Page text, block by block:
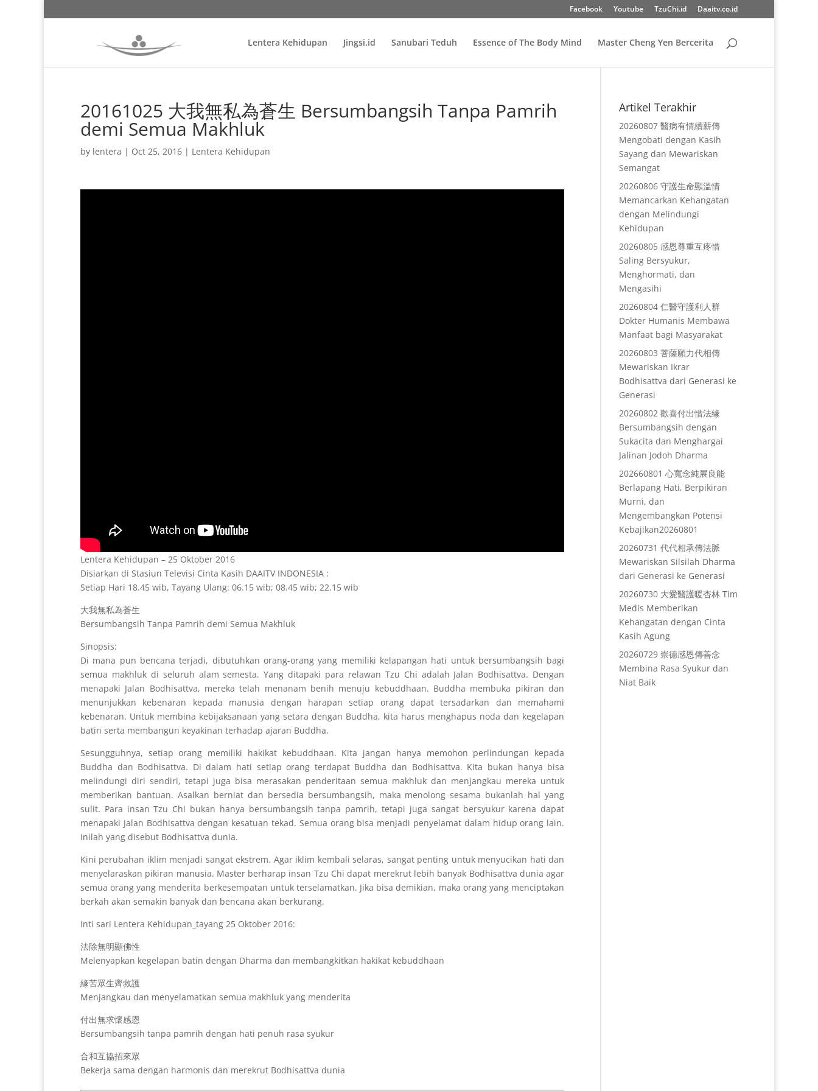
Facebook Youtube TzuChi.id Daaitv.co.id
Lentera Kehidupan Jingsi.id Sanubari Teduh Essence of The Body Mind Master Cheng Yen Bercerita
20161025 大我無私為蒼生 Bersumbangsih Tanpa Pamrih
demi Semua Makhluk
by lentera | Oct 25, 2016 | Lentera Kehidupan
Lentera Kehidupan – 25 Oktober 2016
Disiarkan di Stasiun Televisi Cinta Kasih DAAITV INDONESIA :
Setiap Hari 18.45 wib, Tayang Ulang: 06.15 wib; 08.45 wib; 22.15 wib
大我無私為蒼生
Bersumbangsih Tanpa Pamrih demi Semua Makhluk
Sinopsis:
Di mana pun bencana terjadi, dibutuhkan orang-orang yang memiliki kelapangan hati untuk bersumbangsih bagi
semua makhluk di seluruh alam semesta. Yang ditapaki para relawan Tzu Chi adalah Jalan Bodhisattva. Dengan
menapaki Jalan Bodhisattva, mereka telah menanam benih menuju kebuddhaan. Buddha membuka pikiran dan
menunjukkan kebenaran kepada manusia dengan harapan setiap orang dapat tersadarkan dan memahami
kebenaran. Untuk membina kebijaksanaan yang setara dengan Buddha, kita harus menghapus noda dan kegelapan
batin serta membangun keyakinan terhadap ajaran Buddha.
Sesungguhnya, setiap orang memiliki hakikat kebuddhaan. Kita jangan hanya memohon perlindungan kepada
Buddha dan Bodhisattva. Di dalam hati setiap orang terdapat Buddha dan Bodhisattva. Kita bukan hanya bisa
melindungi diri sendiri, tetapi juga bisa merasakan penderitaan semua makhluk dan menjangkau mereka untuk
memberikan bantuan. Asalkan berniat dan bersedia bersumbangsih, maka menolong sesama bukanlah hal yang
sulit. Para insan Tzu Chi bukan hanya bersumbangsih tanpa pamrih, tetapi juga sangat bersyukur karena dapat
menapaki Jalan Bodhisattva dengan kesatuan tekad. Semua orang bisa menjadi penyelamat dalam hidup orang lain.
Inilah yang disebut Bodhisattva dunia.
Kini perubahan iklim menjadi sangat ekstrem. Agar iklim kembali selaras, sangat penting untuk menyucikan hati dan
menyelaraskan pikiran manusia. Master berharap insan Tzu Chi dapat merekrut lebih banyak Bodhisattva dunia agar
semua orang yang menderita berkesempatan untuk terselamatkan. Jika bisa demikian, maka orang yang menciptakan
berkah akan semakin banyak dan bencana akan berkurang.
Inti sari Lentera Kehidupan_tayang 25 Oktober 2016:
法除無明顯佛性
Melenyapkan kegelapan batin dengan Dharma dan membangkitkan hakikat kebuddhaan
緣苦眾生齊救護
Menjangkau dan menyelamatkan semua makhluk yang menderita
付出無求懷感恩
Bersumbangsih tanpa pamrih dengan hati penuh rasa syukur
合和互協招來眾
Bekerja sama dengan harmonis dan merekrut Bodhisattva dunia
Artikel Terakhir
20260807 醫病有情續薪傳
Mengobati dengan Kasih
Sayang dan Mewariskan
Semangat
20260806 守護生命顯溫情
Memancarkan Kehangatan
dengan Melindungi
Kehidupan
20260805 感恩尊重互疼惜
Saling Bersyukur,
Menghormati, dan
Mengasihi
20260804 仁醫守護利人群
Dokter Humanis Membawa
Manfaat bagi Masyarakat
20260803 菩薩願力代相傳
Mewariskan Ikrar
Bodhisattva dari Generasi ke
Generasi
20260802 歡喜付出惜法緣
Bersumbangsih dengan
Sukacita dan Menghargai
Jalinan Jodoh Dharma
202660801 心寬念純展良能
Berlapang Hati, Berpikiran
Murni, dan
Mengembangkan Potensi
Kebajikan20260801
20260731 代代相承傳法脈
Mewariskan Silsilah Dharma
dari Generasi ke Generasi
20260730 大愛醫護暖杏林 Tim
Medis Memberikan
Kehangatan dengan Cinta
Kasih Agung
20260729 崇德感恩傳善念
Membina Rasa Syukur dan
Niat Baik